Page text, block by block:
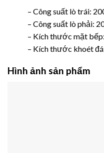
– Công suất lò trái:
– Công suất lò phải:
– Kích thước mặt
– Kích thước khoét
Hình ảnh sản phẩm